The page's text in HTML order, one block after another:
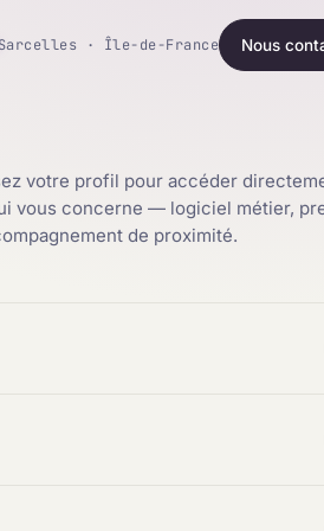
Sarcelles · Île-de-France Nous
votre profil pour accéder
vous concerne — logiciel métier,
de proximité.